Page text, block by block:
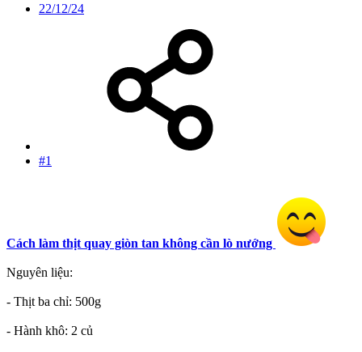
22/12/24
#1
Cách làm thịt quay giòn tan không cần lò nướng
Nguyên liệu:
- Thịt ba chỉ: 500g
- Hành khô: 2 củ